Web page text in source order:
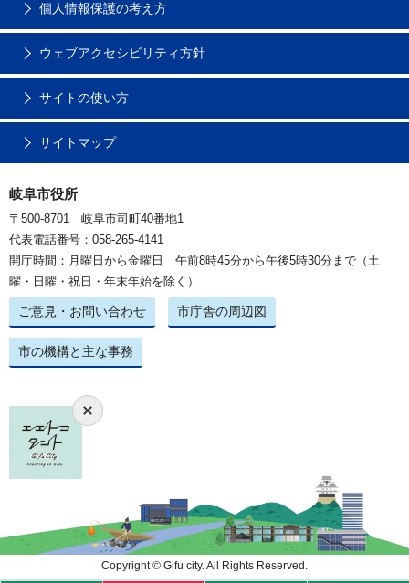
個人情報保護の考え方
ウェブアクセシビリティ方針
サイトの使い方
サイトマップ
岐阜市役所
〒500-8701 岐阜市司町40番地1
代表電話番号：058-265-4141
開庁時間：月曜日から金曜日 午前8時45分から午後5時30分まで（土
曜・日曜・祝日・年末年始を除く）
ご意見・お問い合わせ 市庁舎の周辺図
市の機構と主な事務
Copyright © Gifu city. All Rights Reserved.